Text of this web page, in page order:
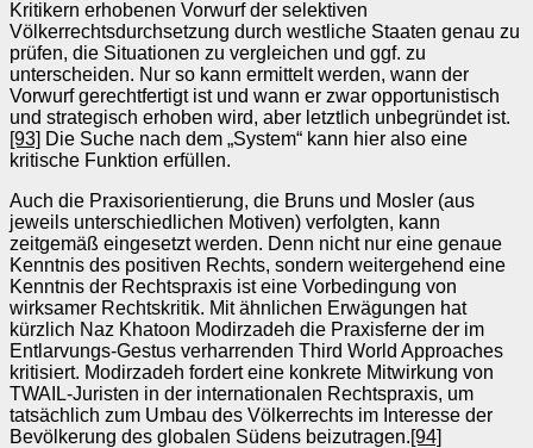
Kritikern erhobenen Vorwurf der selektiven
Völkerrechtsdurchsetzung durch westliche Staaten genau zu
prüfen, die Situationen zu vergleichen und ggf. zu
unterscheiden. Nur so kann ermittelt werden, wann der
Vorwurf gerechtfertigt ist und wann er zwar opportunistisch
und strategisch erhoben wird, aber letztlich unbegründet ist.
[93] Die Suche nach dem „System“ kann hier also eine
kritische Funktion erfüllen.
Auch die Praxisorientierung, die Bruns und Mosler (aus
jeweils unterschiedlichen Motiven) verfolgten, kann
zeitgemäß eingesetzt werden. Denn nicht nur eine genaue
Kenntnis des positiven Rechts, sondern weitergehend eine
Kenntnis der Rechtspraxis ist eine Vorbedingung von
wirksamer Rechtskritik. Mit ähnlichen Erwägungen hat
kürzlich Naz Khatoon Modirzadeh die Praxisferne der im
Entlarvungs-Gestus verharrenden Third World Approaches
kritisiert. Modirzadeh fordert eine konkrete Mitwirkung von
TWAIL-Juristen in der internationalen Rechtspraxis, um
tatsächlich zum Umbau des Völkerrechts im Interesse der
Bevölkerung des globalen Südens beizutragen.[94]